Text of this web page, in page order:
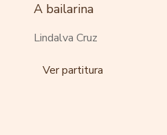
A bailarina
Lindalva Cruz
Ver partitura